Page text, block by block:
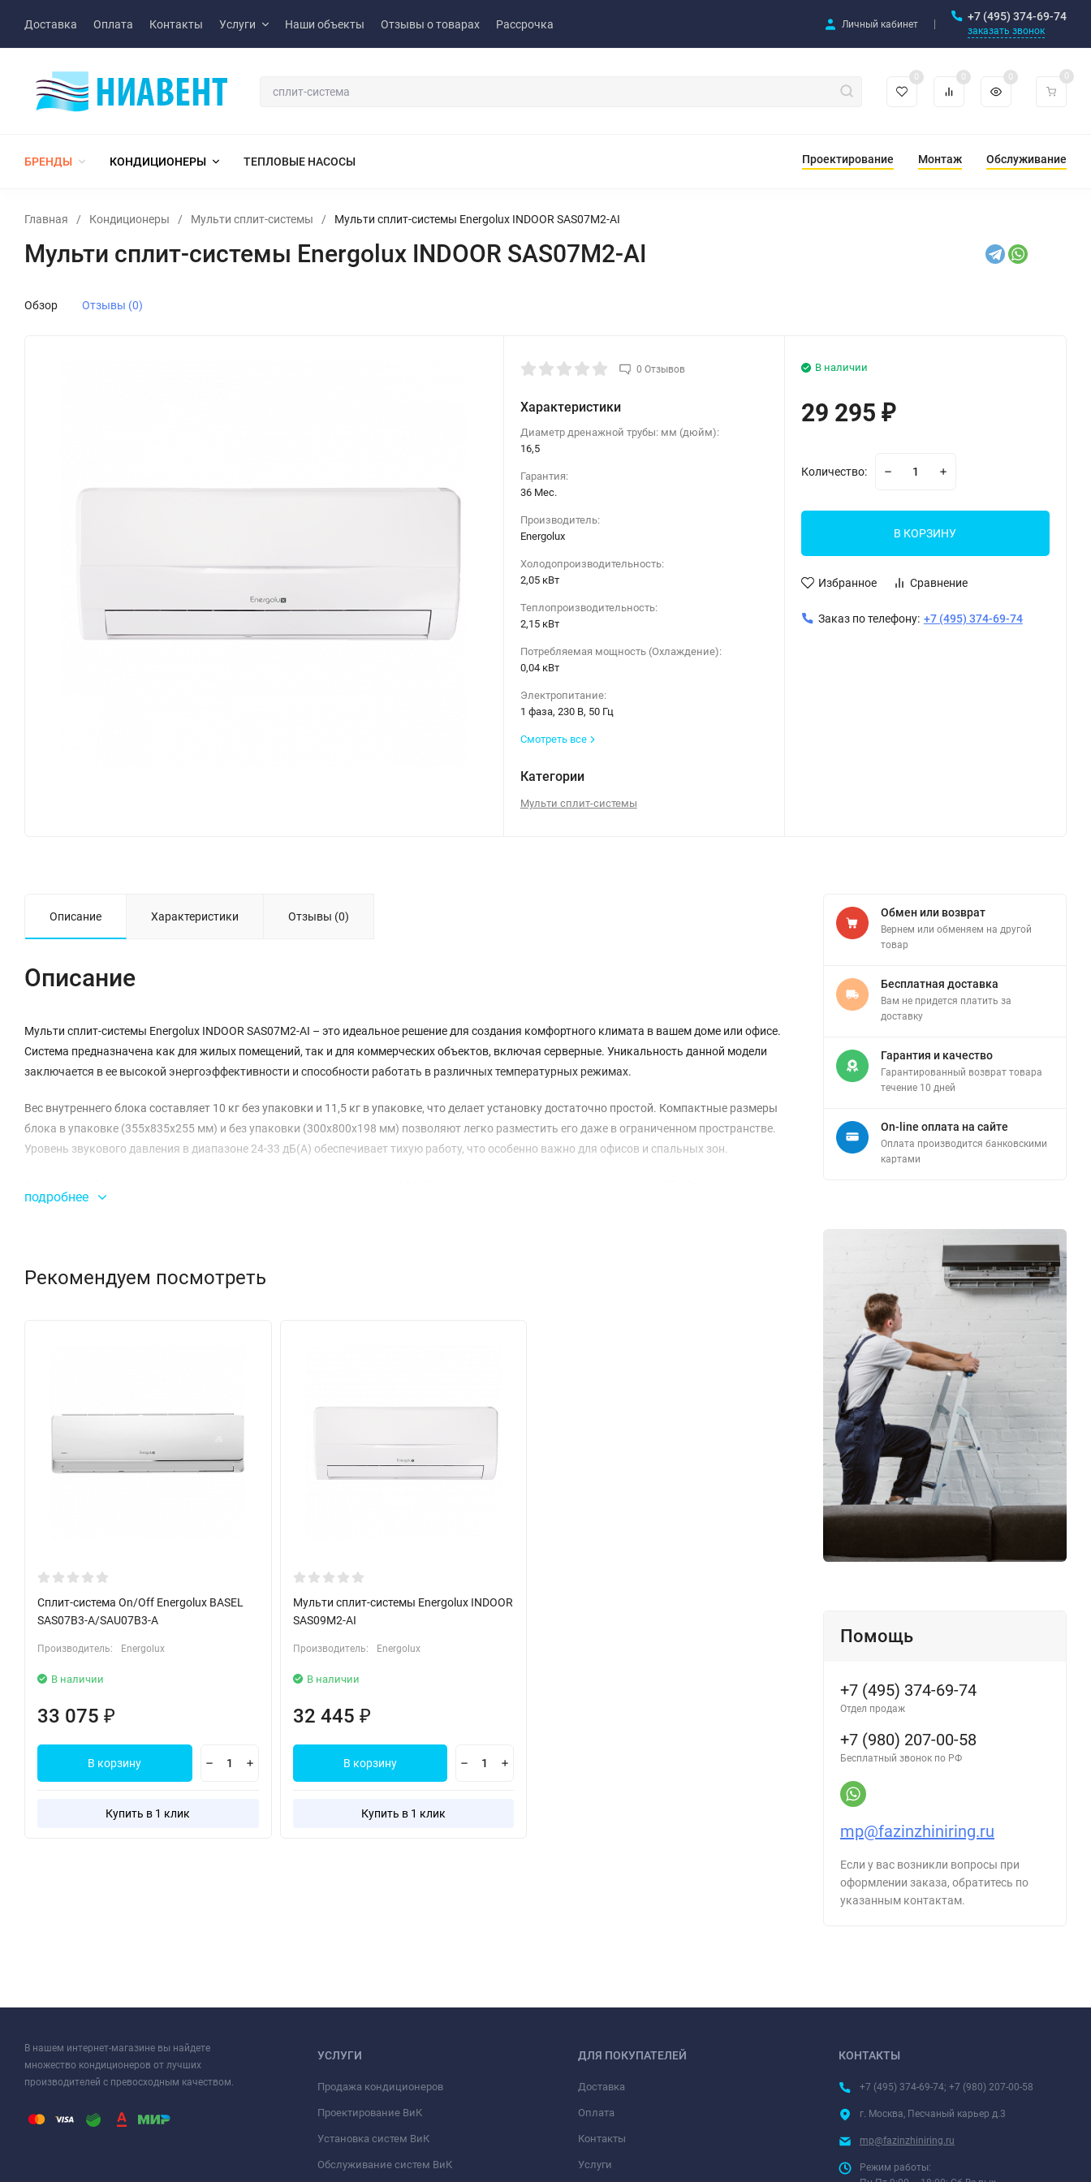
Доставка Оплата Контакты Услуги Наши объекты Отзывы о товарах Рассрочка Личный кабинет
+7 (495) 374-69-74
заказать звонок
0 0 0 0
БРЕНДЫ КОНДИЦИОНЕРЫ ТЕПЛОВЫЕ НАСОСЫ Проектирование Монтаж Обслуживание
Главная / Кондиционеры / Мульти сплит-системы / Мульти сплит-системы Energolux INDOOR SAS07M2-AI
Мульти сплит-системы Energolux INDOOR SAS07M2-AI
Обзор Отзывы (0)
0 Отзывов
Характеристики
Диаметр дренажной трубы: мм (дюйм):
16,5
Гарантия:
36 Мес.
Производитель:
Energolux
Холодопроизводительность:
2,05 кВт
Теплопроизводительность:
2,15 кВт
Потребляемая мощность (Охлаждение):
0,04 кВт
Электропитание:
1 фаза, 230 В, 50 Гц
Смотреть все
Категории
Мульти сплит-системы
В наличии
29 295 ₽
Количество:
В КОРЗИНУ
Избранное Сравнение
Заказ по телефону: +7 (495) 374-69-74
Описание Характеристики Отзывы (0)
Описание
Мульти сплит-системы Energolux INDOOR SAS07M2-AI – это идеальное решение для создания комфортного климата в вашем доме или офисе.
Система предназначена как для жилых помещений, так и для коммерческих объектов, включая серверные. Уникальность данной модели
заключается в ее высокой энергоэффективности и способности работать в различных температурных режимах.
Вес внутреннего блока составляет 10 кг без упаковки и 11,5 кг в упаковке, что делает установку достаточно простой. Компактные размеры
блока в упаковке (355х835х255 мм) и без упаковки (300х800х198 мм) позволяют легко разместить его даже в ограниченном пространстве.
Уровень звукового давления в диапазоне 24-33 дБ(А) обеспечивает тихую работу, что особенно важно для офисов и спальных зон.
высокоэффективной. Холодопроизводительность данной модели составляет 2,05 кВт, что обеспечивает быстрое и качественное
Для подключения используются трубы с диаметром 9,52 мм для газа и 6,35 мм для жидкости, а дренажная труба имеет диаметр 16,5 мм.
подробнее
Рекомендуем посмотреть
Сплит-система On/Off Energolux BASEL
SAS07B3-A/SAU07B3-A
Производитель: Energolux
В наличии
33 075 ₽
В корзину
Купить в 1 клик
Мульти сплит-системы Energolux INDOOR
SAS09M2-AI
Производитель: Energolux
В наличии
32 445 ₽
В корзину
Купить в 1 клик
Обмен или возврат
Вернем или обменяем на другой
товар
Бесплатная доставка
Вам не придется платить за
доставку
Гарантия и качество
Гарантированный возврат товара
течение 10 дней
On-line оплата на сайте
Оплата производится банковскими
картами
Помощь
+7 (495) 374-69-74
Отдел продаж
+7 (980) 207-00-58
Бесплатный звонок по РФ
mp@fazinzhiniring.ru
Если у вас возникли вопросы при
оформлении заказа, обратитесь по
указанным контактам.
В нашем интернет-магазине вы найдете
множество кондиционеров от лучших
производителей с превосходным качеством.
УСЛУГИ
Продажа кондиционеров
Проектирование ВиК
Установка систем ВиК
Обслуживание систем ВиК
ДЛЯ ПОКУПАТЕЛЕЙ
Доставка
Оплата
Контакты
Услуги
КОНТАКТЫ
+7 (495) 374-69-74; +7 (980) 207-00-58
г. Москва, Песчаный карьер д.3
mp@fazinzhiniring.ru
Режим работы: